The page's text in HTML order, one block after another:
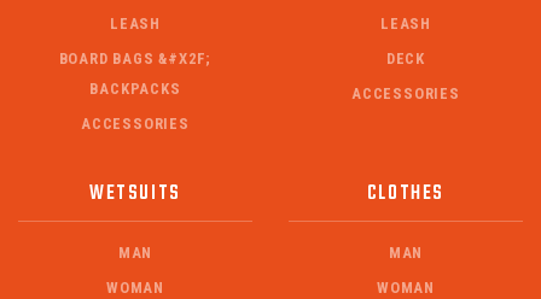
LEASH
BOARD BAGS &#X2F;
BACKPACKS
ACCESSORIES
LEASH
DECK
ACCESSORIES
WETSUITS
MAN
WOMAN
CLOTHES
MAN
WOMAN